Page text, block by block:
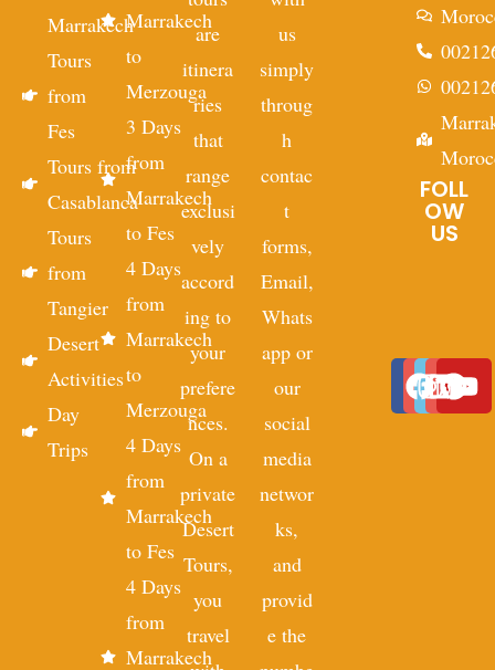
Marrakech
Tours
from
Fes
Tours from
Casablanca
Tours
from
Tangier
Desert
Activities
Day
Trips
Marrakech
to
Merzouga
3 Days
from
Marrakech
to Fes
4 Days
from
Marrakech
to
Merzouga
4 Days
from
Marrakech
to Fes
4 Days
from
Marrakech
are
itinera
ries
that
range
exclusi
vely
accord
ing to
your
prefere
nces.
On a
private
Desert
Tours,
you
travel
us
simply
throug
h
contac
t
forms,
Email,
Whats
app or
our
social
media
networ
ks,
and
provid
e the
FOLL
OW
US